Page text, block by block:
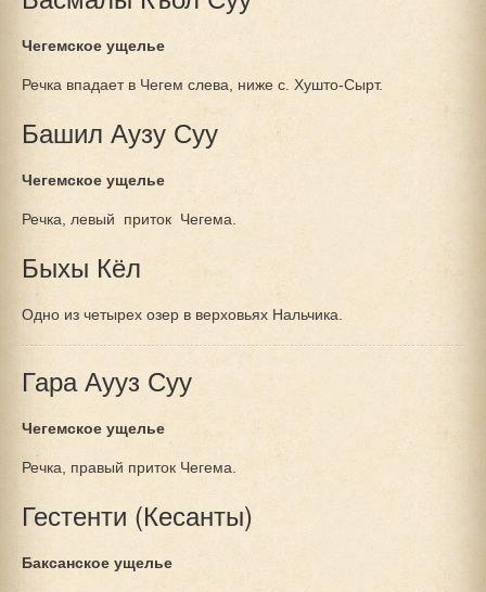
Чегемское ущелье
Речка впадает в Чегем слева, ниже с. Хушто-Сырт.
Башил Аузу Суу
Чегемское ущелье
Речка, левый приток Чегема.
Быхы Кёл
Одно из четырех озер в верховьях Нальчика.
Гара Аууз Суу
Чегемское ущелье
Речка, правый приток Чегема.
Гестенти (Кесанты)
Баксанское ущелье